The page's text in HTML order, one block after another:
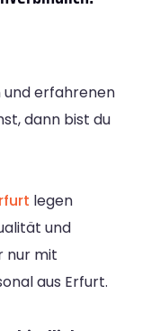
und erfahrenen
dann bist du
legen
und
nur mit
aus Erfurt.